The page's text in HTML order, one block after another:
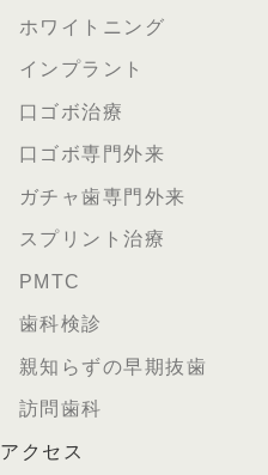
ホワイトニング
インプラント
口ゴボ治療
口ゴボ専門外来
ガチャ歯専門外来
スプリント治療
PMTC
歯科検診
親知らずの早期抜歯
訪問歯科
アクセス